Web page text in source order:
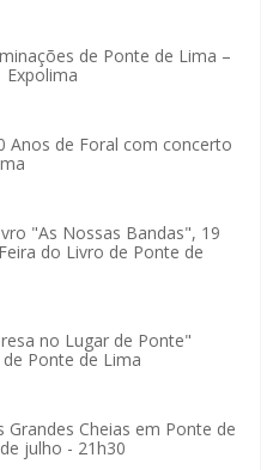
de Ponte de Lima –
Anos de Foral com concerto
"As Nossas Bandas", 19
do Livro de Ponte de
no Lugar de Ponte"
Ponte de Lima
Cheias em Ponte de
julho - 21h30